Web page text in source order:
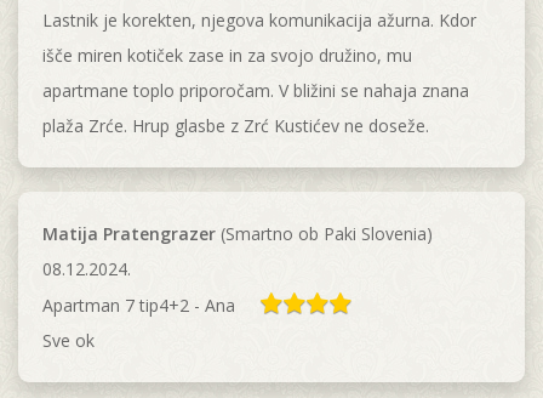
Lastnik je korekten, njegova komunikacija ažurna. Kdor
išče miren kotiček zase in za svojo družino, mu
apartmane toplo priporočam. V bližini se nahaja znana
plaža Zrće. Hrup glasbe z Zrć Kustićev ne doseže.
Matija Pratengrazer (Smartno ob Paki Slovenia)
08.12.2024.
Apartman 7 tip4+2 - Ana
Sve ok